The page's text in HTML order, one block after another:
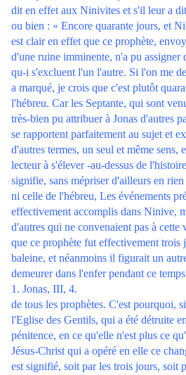
dit en effet aux Ninivites et s'il leur a
ou bien : « Encore quarante jours, et
est clair en effet que ce prophète,
d'une ruine imminente, n'a pu assigner
qu-i s'excluent l'un l'autre. Si l'on me
a marqué, je crois que c'est plutôt
l'hébreu. Car les Septante, qui sont
très-bien pu attribuer à Jonas d'autres
se rapportent parfaitement au sujet et
d'autres termes, un seul et même sens,
lecteur à s'élever -au-dessus de
signifie, sans mépriser d'ailleurs en
ni celle de l'hébreu, Les événements
effectivement accomplis dans Ninive,
d'autres qui ne convenaient pas à
que ce prophète fut effectivement trois
baleine, et néanmoins il figurait un
demeurer dans l'enfer pendant ce
1. Jonas, III, 4.
de tous les prophètes. C'est pourquoi,
l'Eglise des Gentils, qui a été détruite
pénitence, en ce qu'elle n'est plus ce
Jésus-Christ qui a opéré en elle ce
est signifié, soit par les trois jours, soit